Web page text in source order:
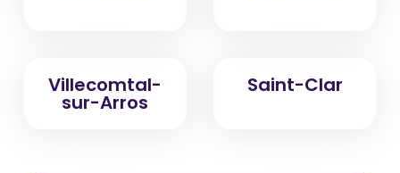
Villecomtal-
sur-Arros
Saint-Clar